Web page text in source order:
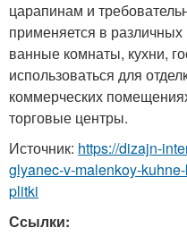
царапинам и
применяется в
ванные комнаты, кухни,
использоваться для
коммерческих
торговые центры.
Источник: https://dizajn-
glyanec-v-malenkoy-
plitki
Ссылки: